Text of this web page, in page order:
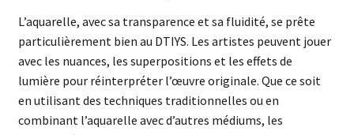
L’aquarelle, avec sa transparence et sa fluidité, se prête
particulièrement bien au DTIYS. Les artistes peuvent jouer
avec les nuances, les superpositions et les effets de
lumière pour réinterpréter l’œuvre originale. Que ce soit
en utilisant des techniques traditionnelles ou en
combinant l’aquarelle avec d’autres médiums, les